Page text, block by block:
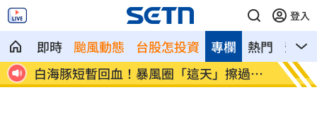
登入
即時 颱風動態 台股怎投資 熱門 影音
專欄
身
白海豚短暫回血！暴風圈「這天」擦過台
灣
肥大
播